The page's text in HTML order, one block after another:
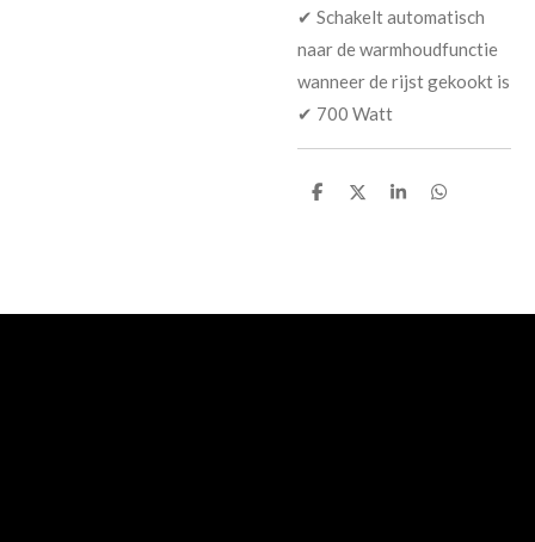
✔ Schakelt automatisch
naar de warmhoudfunctie
wanneer de rijst gekookt is
✔ 700 Watt
D
D
S
D